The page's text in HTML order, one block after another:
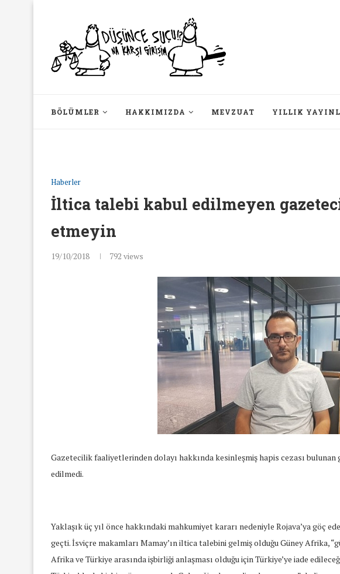
BÖLÜMLER HAKKIMIZDA MEVZUAT YILLIK
Haberler
İltica talebi kabul edilmeyen gazeteci
etmeyin
19/10/2018 792 views
Gazetecilik faaliyetlerinden dolayı hakkında kesinleşmiş hapis cezası
edilmedi.
Yaklaşık üç yıl önce hakkındaki mahkumiyet kararı nedeniyle Rojava’ya göç
geçti. İsviçre makamları Mamay’ın iltica talebini gelmiş olduğu Güney Afrika,
Afrika ve Türkiye arasında işbirliği anlaşması olduğu için Türkiye’ye iade